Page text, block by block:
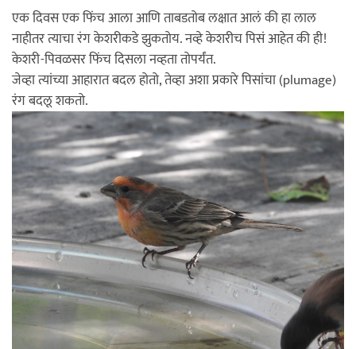
एक दिवस एक फिंच आला आणि ताबडतोब लक्षात आलं की हा लाल
नाहीतर त्याचा रंग केशरीकडे झुकतोय. नव्हे केशरीच पिसं आहेत की ही!
केशरी-पिवळसर फिंच दिसला नव्हता तोपर्यंत.
जेव्हा त्यांच्या आहारात बदल होतो, तेव्हा अशा प्रकारे पिसांचा (plumage)
रंग बदलू शकतो.